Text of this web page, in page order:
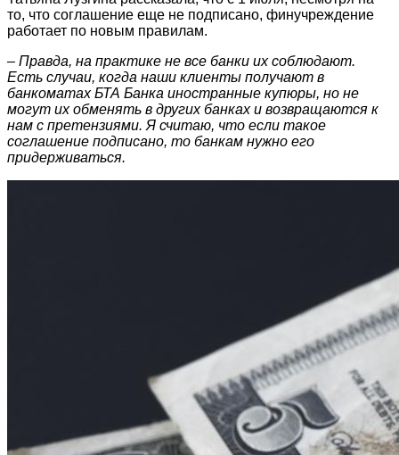
то, что соглашение еще не подписано, финучреждение
работает по новым правилам.
– Правда, на практике не все банки их соблюдают.
Есть случаи, когда наши клиенты получают в
банкоматах БТА Банка иностранные купюры, но не
могут их обменять в других банках и возвращаются к
нам с претензиями. Я считаю, что если такое
соглашение подписано, то банкам нужно его
придерживаться.